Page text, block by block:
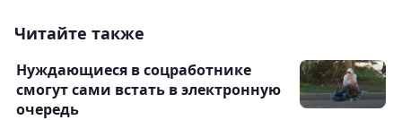
Читайте также
Нуждающиеся в соцработнике
смогут сами встать в электронную
очередь